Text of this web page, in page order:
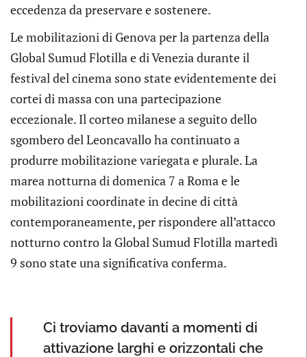
eccedenza da preservare e sostenere.
Le mobilitazioni di Genova per la partenza della
Global Sumud Flotilla e di Venezia durante il
festival del cinema sono state evidentemente dei
cortei di massa con una partecipazione
eccezionale. Il corteo milanese a seguito dello
sgombero del Leoncavallo ha continuato a
produrre mobilitazione variegata e plurale. La
marea notturna di domenica 7 a Roma e le
mobilitazioni coordinate in decine di città
contemporaneamente, per rispondere all’attacco
notturno contro la Global Sumud Flotilla martedì
9 sono state una significativa conferma.
Ci troviamo davanti a momenti di
attivazione larghi e orizzontali che